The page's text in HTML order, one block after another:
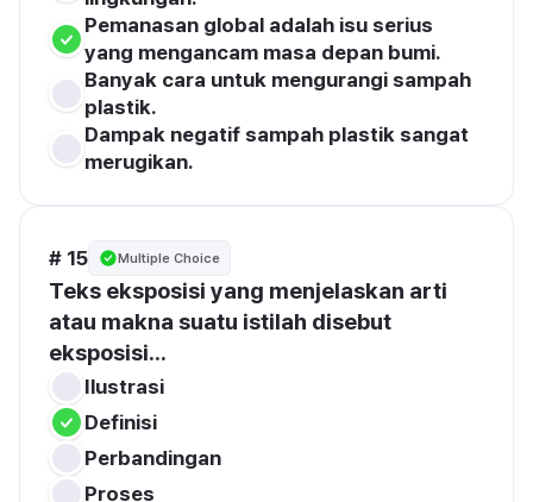
Pemanasan global adalah isu serius
yang mengancam masa depan bumi.
Banyak cara untuk mengurangi sampah
plastik.
Dampak negatif sampah plastik sangat
merugikan.
# 15 Multiple Choice
Teks eksposisi yang menjelaskan arti
atau makna suatu istilah disebut
eksposisi...
Ilustrasi
Definisi
Perbandingan
Proses